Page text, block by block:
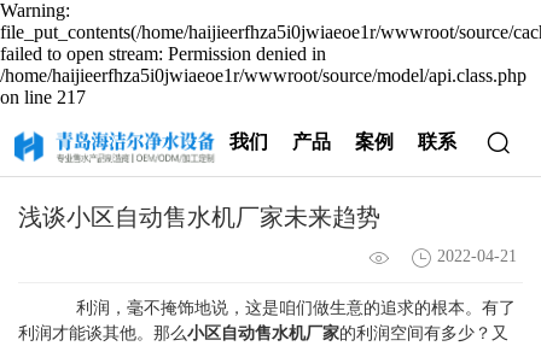
Warning:
file_put_contents(/home/haijieerfhza5i0jwiaeoe1r/wwwroot/source/
failed to open stream: Permission denied in
/home/haijieerfhza5i0jwiaeoe1r/wwwroot/source/model/api.class.php
on line 217
我们 产品 案例 联系
浅谈小区自动售水机厂家未来趋势
2022-04-21
利润，毫不掩饰地说，这是咱们做生意的追求的根本。有了
利润才能谈其他。那么小区自动售水机厂家的利润空间有多少？又